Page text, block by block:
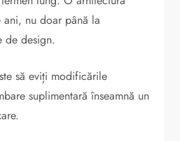
ani, nu doar până la
de design.
să eviți modificările
suplimentară înseamnă un